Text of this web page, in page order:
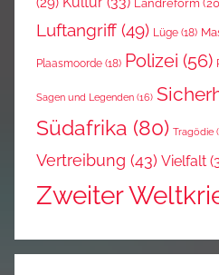
Landreform
Luftangriff (49) Lüge (18)
Plaasmoorde (18) Polizei (56)
Sagen und Legenden (16)
Südafrika (80) Tragödie
Vertreibung (43) Vielfalt
Zweiter